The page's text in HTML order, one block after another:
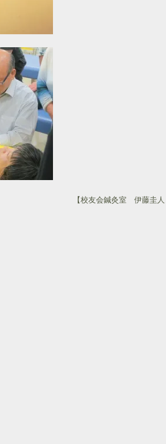
【校友会鍼灸室 伊藤圭人